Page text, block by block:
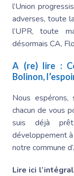
l’Union
adverses, toute
l’UPR, toute
désormais CA,
A (re) lire :
Bolinon,
Nous espérons,
chacun de vous
suis déjà
développement
notre commune
Lire ici